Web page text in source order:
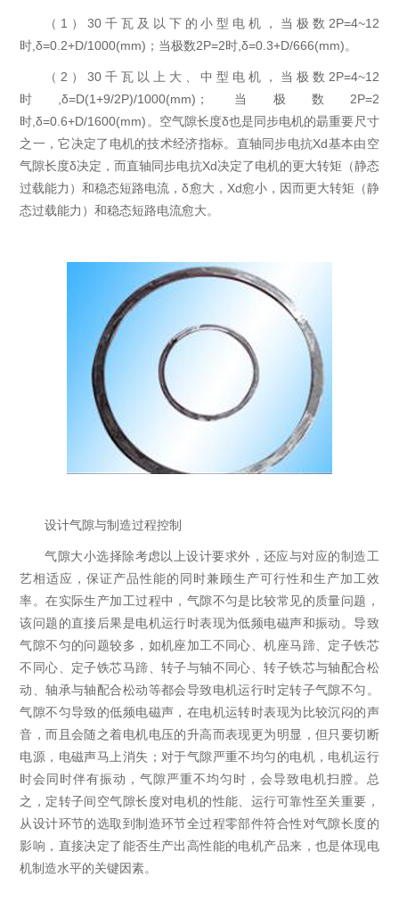
（1）30千瓦及以下的小型电机，当极数2P=4~12
时,δ=0.2+D/1000(mm)；当极数2P=2时,δ=0.3+D/666(mm)。
（2）30千瓦以上大、中型电机，当极数2P=4~12
时,δ=D(1+9/2P)/1000(mm)；当极数2P=2
时,δ=0.6+D/1600(mm)。空气隙长度δ也是同步电机的朂重要尺寸
之一，它决定了电机的技术经济指标。直轴同步电抗Xd基本由空
气隙长度δ决定，而直轴同步电抗Xd决定了电机的更大转矩（静态
过载能力）和稳态短路电流，δ愈大，Xd愈小，因而更大转矩（静
态过载能力）和稳态短路电流愈大。
设计气隙与制造过程控制
气隙大小选择除考虑以上设计要求外，还应与对应的制造工
艺相适应，保证产品性能的同时兼顾生产可行性和生产加工效
率。在实际生产加工过程中，气隙不匀是比较常见的质量问题，
该问题的直接后果是电机运行时表现为低频电磁声和振动。导致
气隙不匀的问题较多，如机座加工不同心、机座马蹄、定子铁芯
不同心、定子铁芯马蹄、转子与轴不同心、转子铁芯与轴配合松
动、轴承与轴配合松动等都会导致电机运行时定转子气隙不匀。
气隙不匀导致的低频电磁声，在电机运转时表现为比较沉闷的声
音，而且会随之着电机电压的升高而表现更为明显，但只要切断
电源，电磁声马上消失；对于气隙严重不均匀的电机，电机运行
时会同时伴有振动，气隙严重不均匀时，会导致电机扫膛。总
之，定转子间空气隙长度对电机的性能、运行可靠性至关重要，
从设计环节的选取到制造环节全过程零部件符合性对气隙长度的
影响，直接决定了能否生产出高性能的电机产品来，也是体现电
机制造水平的关键因素。